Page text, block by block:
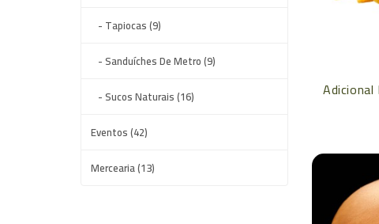
- Tapiocas (9)
- Sanduíches De Metro (9)
- Sucos Naturais (16)
Eventos (42)
Mercearia (13)